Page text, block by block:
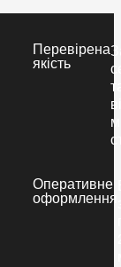
Перевірена
якість
Оперативне
оформлення